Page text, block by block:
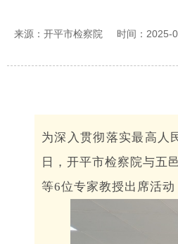
来源：开平市检察院 时间：2025-
为深入贯彻落实最高人
日，开平市检察院与五
等6位专家教授出席活